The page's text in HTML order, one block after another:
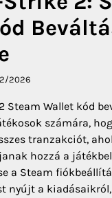
2026
Steam Wallet kód
számára,
tranzakciót,
hozzá a
a Steam
nyújt a